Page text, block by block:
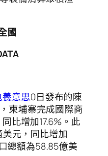
國
養意思0日發布的陳
柬埔寨完成國際商
比增加17.6%。此
元，同比增加
總額為58.85億美